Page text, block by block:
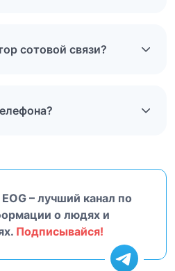
сотовой связи?
– лучший канал по
о людях и
Подписывайся!